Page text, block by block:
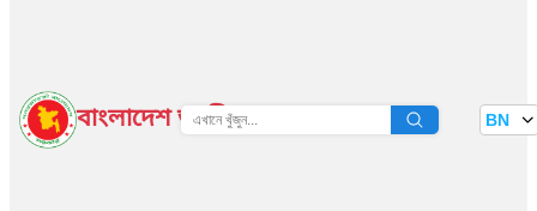
বাংলাদেশ জাতীয় তথ্য বাতায়ন BN